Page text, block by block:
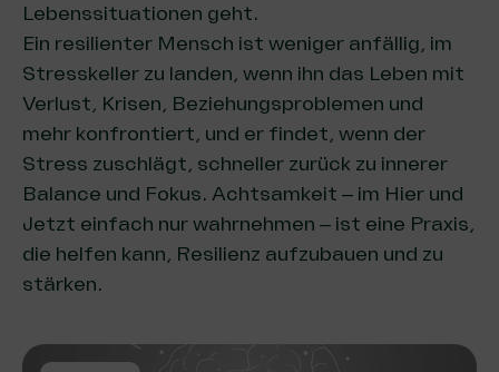
Lebenssituationen geht.
Ein resilienter Mensch ist weniger anfällig, im
Stresskeller zu landen, wenn ihn das Leben mit
Verlust, Krisen, Beziehungsproblemen und
mehr konfrontiert, und er findet, wenn der
Stress zuschlägt, schneller zurück zu innerer
Balance und Fokus. Achtsamkeit – im Hier und
Jetzt einfach nur wahrnehmen – ist eine Praxis,
die helfen kann, Resilienz aufzubauen und zu
stärken.